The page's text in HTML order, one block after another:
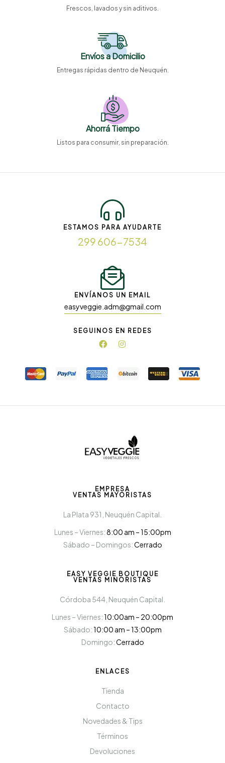
Frescos, lavados y sin aditivos.
Envíos a Domicilio
Entregas rápidas dentro de Neuquén.
Ahorrá Tiempo
Listos para consumir, sin preparación.
ESTAMOS PARA AYUDARTE
299 606-7534
ENVÍANOS UN EMAIL
easyveggie.adm@gmail.com
SEGUINOS EN REDES
EMPRESA
VENTAS MAYORISTAS
La Plata 931, Neuquén Capital.
Lunes – Viernes:8:00 am – 15:00pm
Sábado – Domingos:Cerrado
EASY VEGGIE BOUTIQUE
VENTAS MINORISTAS
Córdoba 544, Neuquén Capital.
Lunes – Viernes:10:00am – 20:00pm
Sábado:10:00 am – 13:00pm
Domingo:Cerrado
ENLACES
Tienda
Contacto
Novedades & Tips
Términos
Devoluciones